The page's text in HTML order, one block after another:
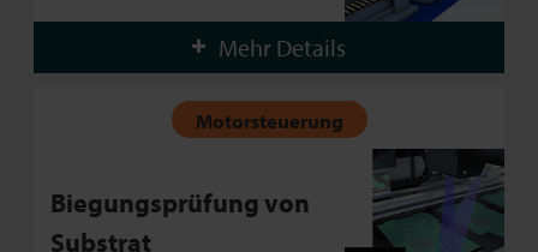
Mehr Details
Motorsteuerung
Biegungsprüfung von
Substrat